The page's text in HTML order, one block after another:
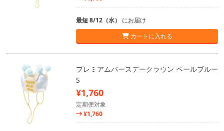
最短 8/12（水） にお届け
カートに入れる
プレミアムバースデークラウン ペールブルー
S
¥1,760
定期便対象
¥1,760